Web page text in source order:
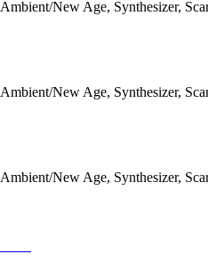
Ambient/New Age, Synthesizer,
Ambient/New Age, Synthesizer,
Ambient/New Age, Synthesizer,